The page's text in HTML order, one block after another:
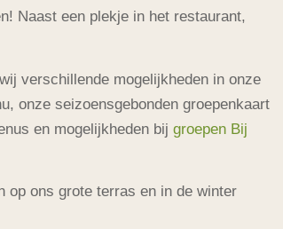
Naast een plekje in het restaurant,
verschillende mogelijkheden in onze
onze seizoensgebonden groepenkaart
en mogelijkheden bij groepen Bij
op ons grote terras en in de winter